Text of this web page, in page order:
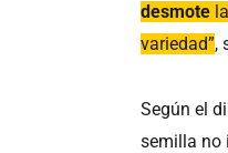
desmote
variedad”,
Según el
semilla no